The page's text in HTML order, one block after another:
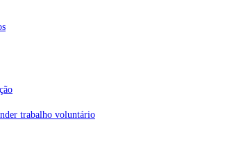
trabalho voluntário